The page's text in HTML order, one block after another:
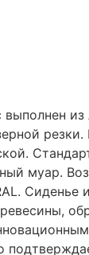
из
муар.
Сиденье